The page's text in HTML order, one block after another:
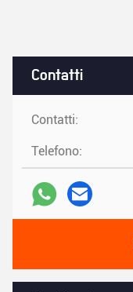
Contatti
Contatti:
Telefono: